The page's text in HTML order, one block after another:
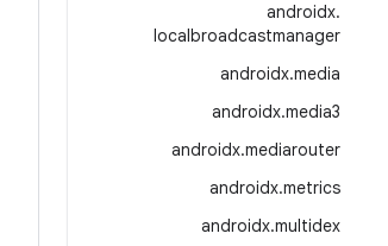
androidx.
localbroadcastmanager
androidx.media
androidx.media3
androidx.mediarouter
androidx.metrics
androidx.multidex